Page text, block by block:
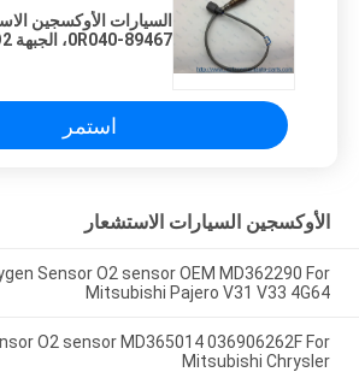
السيارات الأوكسجين
استمر
الأوكسجين السيارات الاستشعار
Sensor O2 sensor OEM MD362290 For
Mitsubishi Pajero V31 V33 4G64
O2 sensor MD365014 036906262F For
Mitsubishi Chrysler